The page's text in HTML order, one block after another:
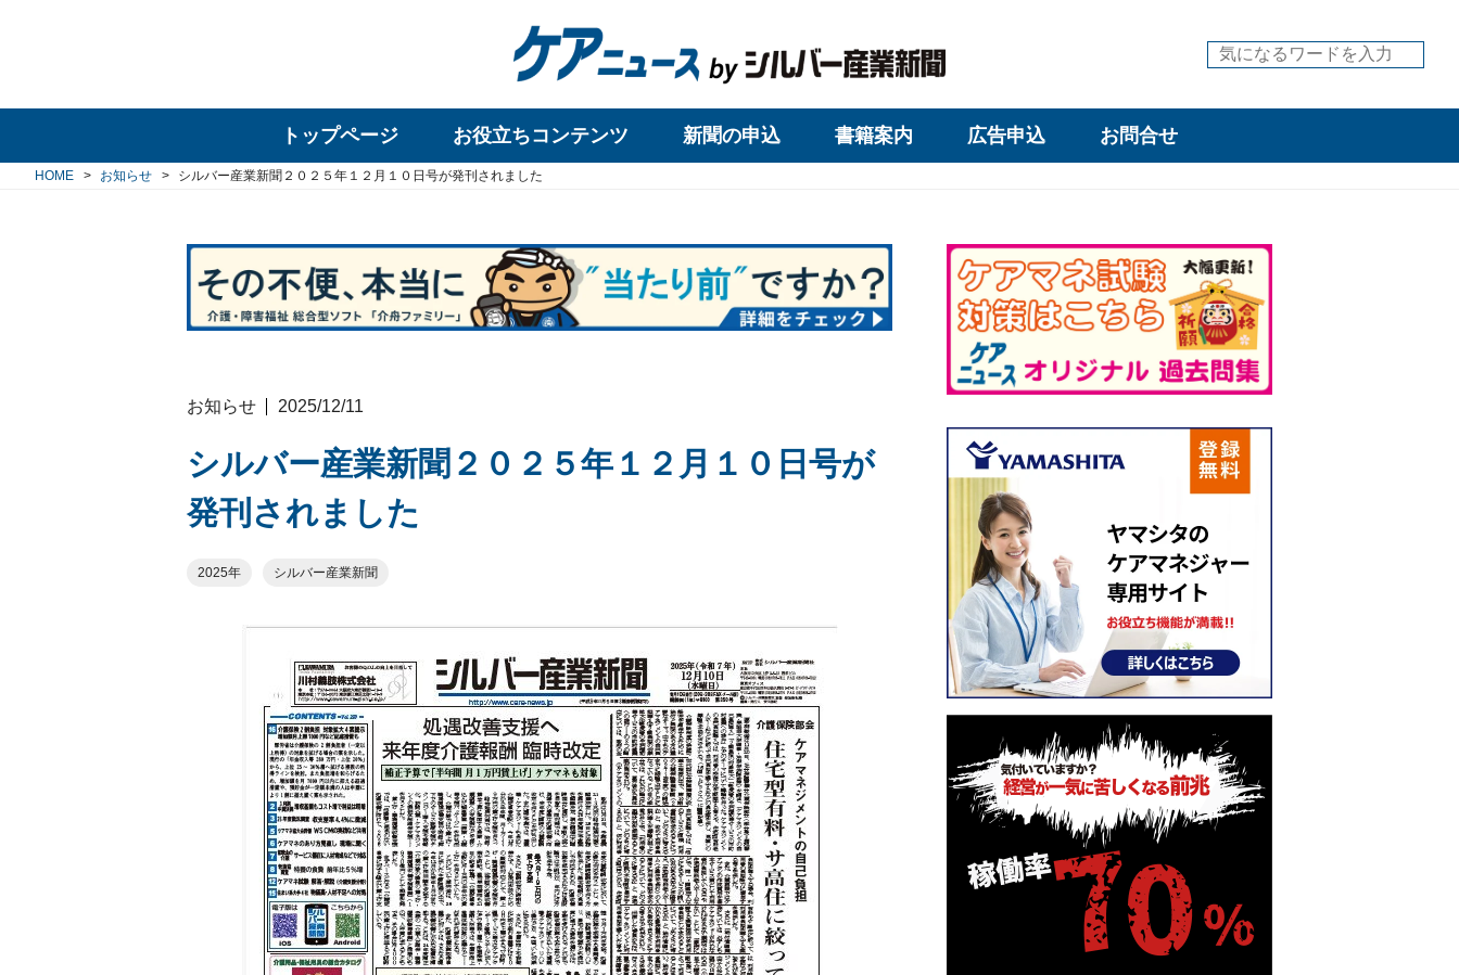
トップページ お役立ちコンテンツ 新聞の申込 書籍案内 広告申込 お問合せ
HOME お知らせ シルバー産業新聞２０２５年１２月１０日号が発刊されました
お知らせ 2025/12/11
シルバー産業新聞２０２５年１２月１０日号が
発刊されました
2025年 シルバー産業新聞